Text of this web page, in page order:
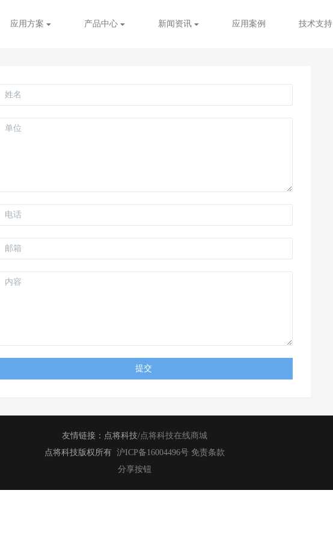
应用方案 产品中心 新闻资讯 应用案例 技术支持
提交
友情链接： 点将科技/点将科技在线商城
点将科技版权所有 沪ICP备16004496号 免责条款
分享按钮